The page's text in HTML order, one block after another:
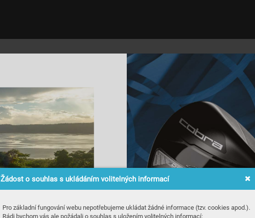
Žádost o souhlas s ukládáním volitelných informací
Pro základní fungování webu nepotřebujeme ukládat žádné informace (tzv. cookies apod.).
Rádi bychom vás ale požádali o souhlas s uložením volitelných informací: